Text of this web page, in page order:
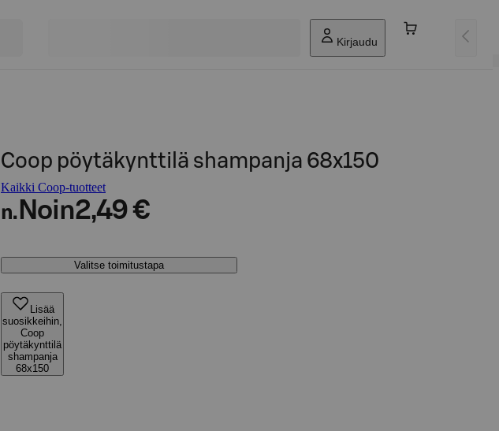
Kirjaudu
Coop pöytäkynttilä shampanja 68x150
Kaikki Coop-tuotteet
n. Noin2,49 €
Valitse toimitustapa
Lisää
suosikkeihin,
Coop
pöytäkynttilä
shampanja
68x150